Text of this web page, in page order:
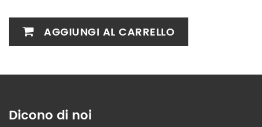
AGGIUNGI AL CARRELLO
Dicono di noi